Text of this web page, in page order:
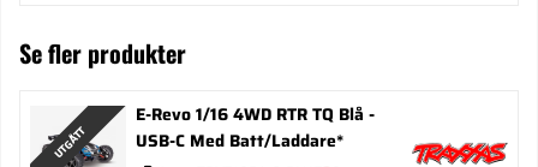
Se fler produkter
UTGÅTT
E-Revo 1/16 4WD RTR TQ Blå -
USB-C Med Batt/Laddare*